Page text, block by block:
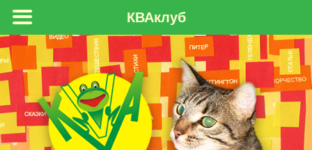
КВАклуб